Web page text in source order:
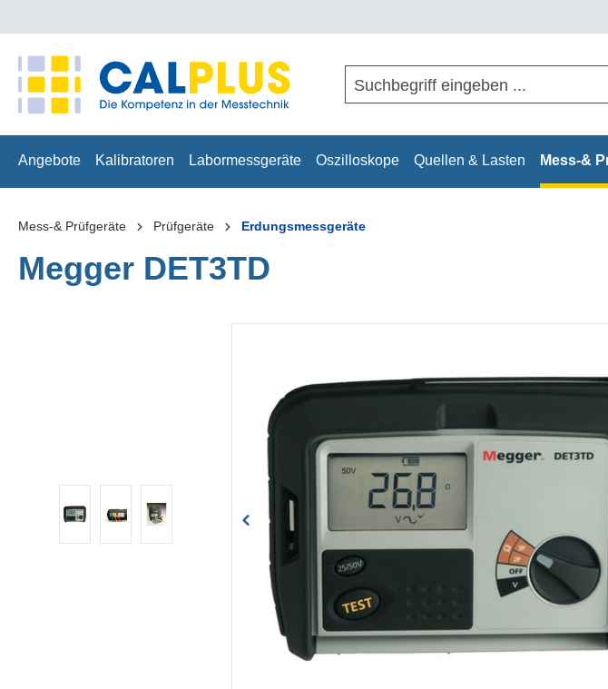
Angebote Kalibratoren Labormessgeräte Oszilloskope Quellen & Lasten Mess-&
Mess-& Prüfgeräte Prüfgeräte Erdungsmessgeräte
Megger DET3TD